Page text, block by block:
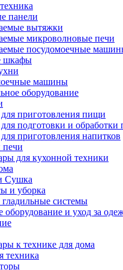
панели
вытяжки
микроволновые печи
посудомоечные
шкафы
машины
оборудование
приготовления пищи
подготовки и обработки
приготовления напитков
для кухонной техники
Сушка
и уборка
системы
и уход за
к технике для дома
техника